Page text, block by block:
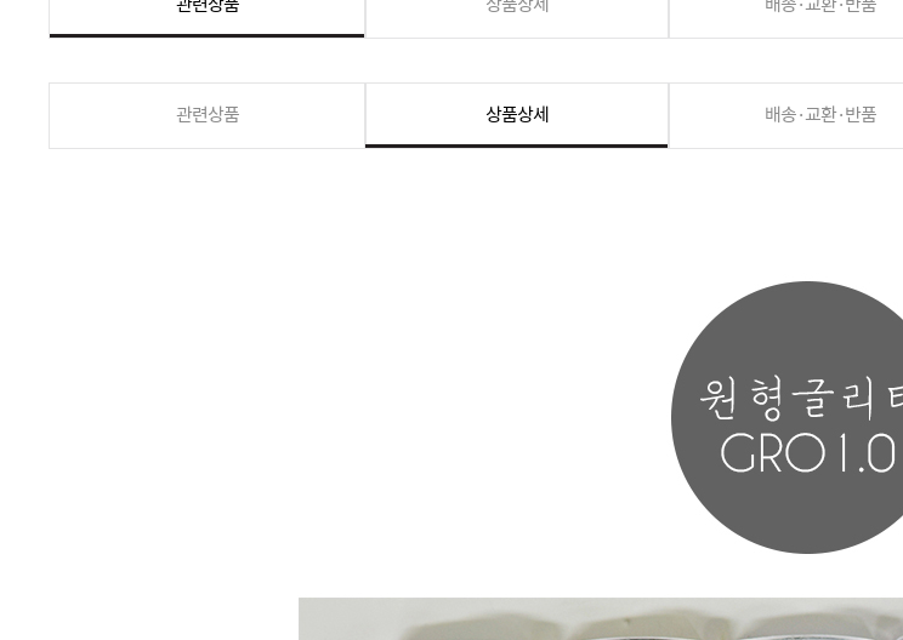
관련상품 상품상세 배송·교환·반품